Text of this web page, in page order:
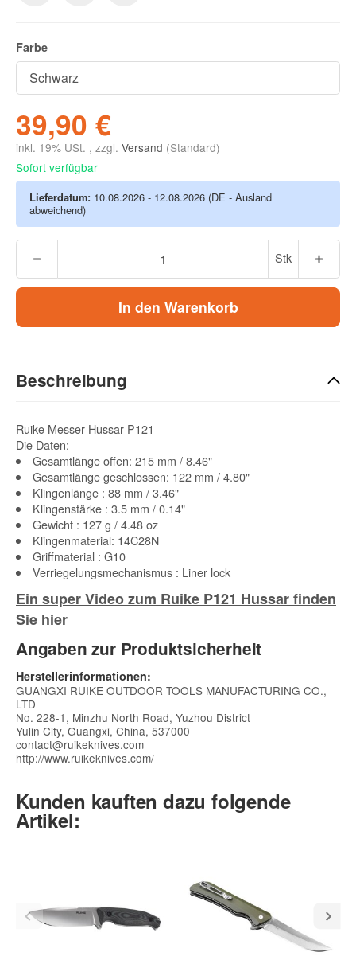
Farbe
39,90 €
inkl. 19% USt. , zzgl. Versand (Standard)
Sofort verfügbar
Lieferdatum: 10.08.2026 - 12.08.2026 (DE - Ausland
abweichend)
Stk
In den Warenkorb
Beschreibung
Ruike Messer Hussar P121
Die Daten:
Gesamtlänge offen: 215 mm / 8.46"
Gesamtlänge geschlossen: 122 mm / 4.80"
Klingenlänge : 88 mm / 3.46"
Klingenstärke : 3.5 mm / 0.14"
Gewicht : 127 g / 4.48 oz
Klingenmaterial: 14C28N
Griffmaterial : G10
Verriegelungsmechanismus : Liner lock
Ein super Video zum Ruike P121 Hussar finden
Sie hier
Angaben zur Produktsicherheit
Herstellerinformationen:
GUANGXI RUIKE OUTDOOR TOOLS MANUFACTURING CO.,
LTD
No. 228-1, Minzhu North Road, Yuzhou District
Yulin City, Guangxi, China, 537000
contact@ruikeknives.com
http://www.ruikeknives.com/
Kunden kauften dazu folgende
Artikel: